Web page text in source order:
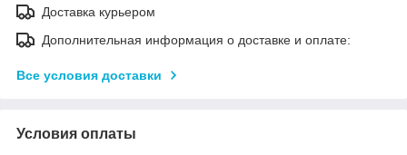
Доставка курьером
Дополнительная информация о доставке и оплате:
Все условия доставки
Условия оплаты